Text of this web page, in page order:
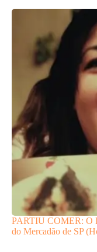
PARTIU COMER: O
do Mercadão de SP